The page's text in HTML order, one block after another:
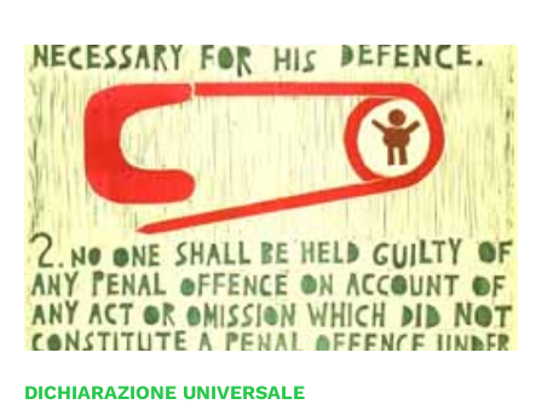
© UN Photo
DICHIARAZIONE UNIVERSALE